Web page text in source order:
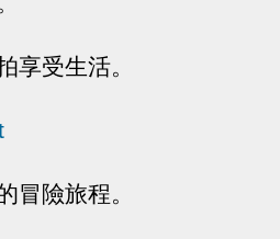
享受生活。
冒險旅程。